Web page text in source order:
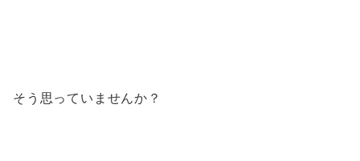
そう思っていませんか？